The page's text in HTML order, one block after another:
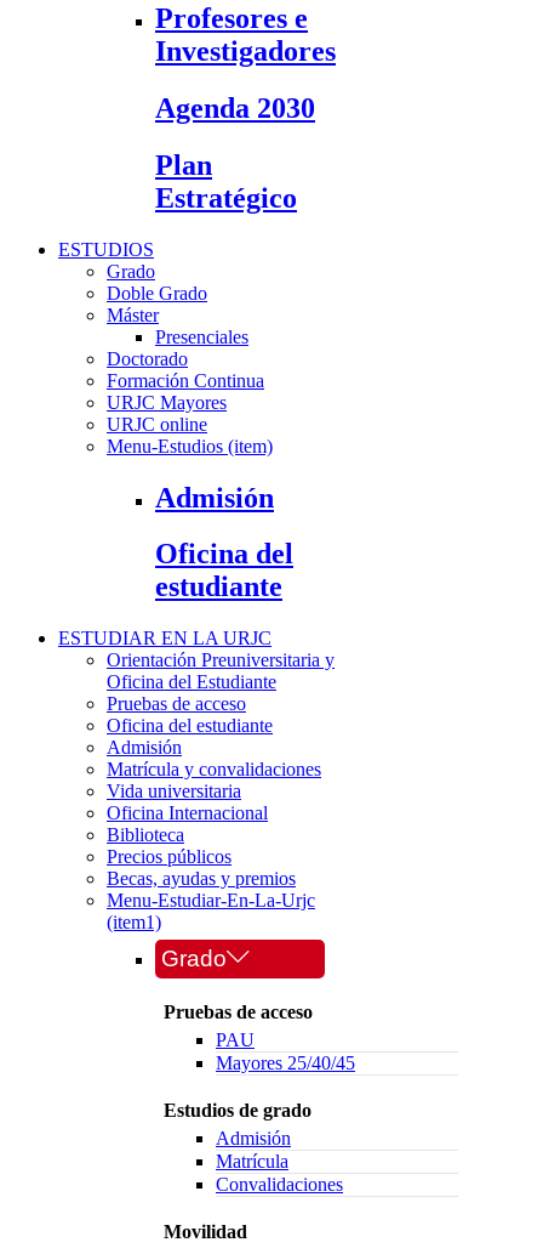
Profesores e
Investigadores
Agenda 2030
Plan
Estratégico
ESTUDIOS
Grado
Doble Grado
Máster
Presenciales
Doctorado
Formación Continua
URJC Mayores
URJC online
Menu-Estudios (item)
Admisión
Oficina del
estudiante
ESTUDIAR EN LA URJC
Orientación Preuniversitaria y
Oficina del Estudiante
Pruebas de acceso
Oficina del estudiante
Admisión
Matrícula y convalidaciones
Vida universitaria
Oficina Internacional
Biblioteca
Precios públicos
Becas, ayudas y premios
Menu-Estudiar-En-La-Urjc
(item1)
Grado
Pruebas de acceso
PAU
Mayores 25/40/45
Estudios de grado
Admisión
Matrícula
Convalidaciones
Movilidad